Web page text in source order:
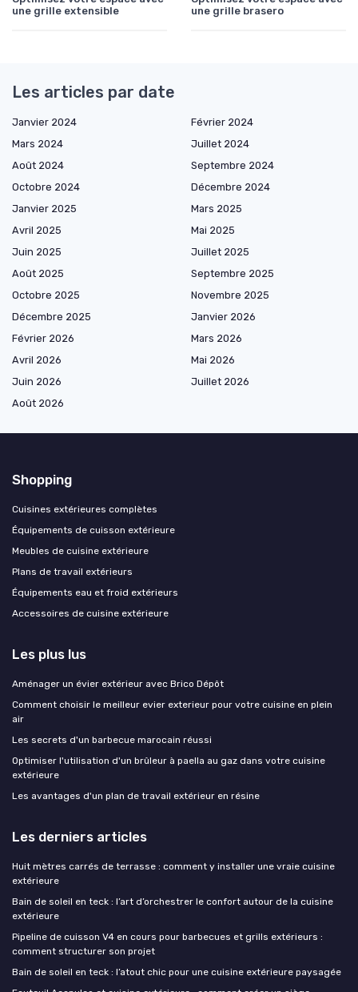
une grille extensible
une grille brasero
Les articles par date
Janvier 2024
Février 2024
Mars 2024
Juillet 2024
Août 2024
Septembre 2024
Octobre 2024
Décembre 2024
Janvier 2025
Mars 2025
Avril 2025
Mai 2025
Juin 2025
Juillet 2025
Août 2025
Septembre 2025
Octobre 2025
Novembre 2025
Décembre 2025
Janvier 2026
Février 2026
Mars 2026
Avril 2026
Mai 2026
Juin 2026
Juillet 2026
Août 2026
Shopping
Cuisines extérieures complètes
Équipements de cuisson extérieure
Meubles de cuisine extérieure
Plans de travail extérieurs
Équipements eau et froid extérieurs
Accessoires de cuisine extérieure
Les plus lus
Aménager un évier extérieur avec Brico Dépôt
Comment choisir le meilleur evier exterieur pour votre cuisine en plein
air
Les secrets d'un barbecue marocain réussi
Optimiser l'utilisation d'un brûleur à paella au gaz dans votre cuisine
extérieure
Les avantages d'un plan de travail extérieur en résine
Les derniers articles
Huit mètres carrés de terrasse : comment y installer une vraie cuisine
extérieure
Bain de soleil en teck : l’art d’orchestrer le confort autour de la cuisine
extérieure
Pipeline de cuisson V4 en cours pour barbecues et grills extérieurs :
comment structurer son projet
Bain de soleil en teck : l’atout chic pour une cuisine extérieure paysagée